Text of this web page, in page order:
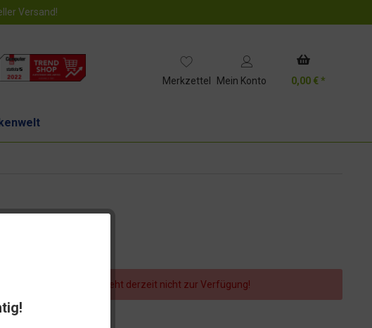
Versand!
Merkzettel Mein Konto 0,00 € *
Dieser Artikel steht derzeit nicht zur Verfügung!